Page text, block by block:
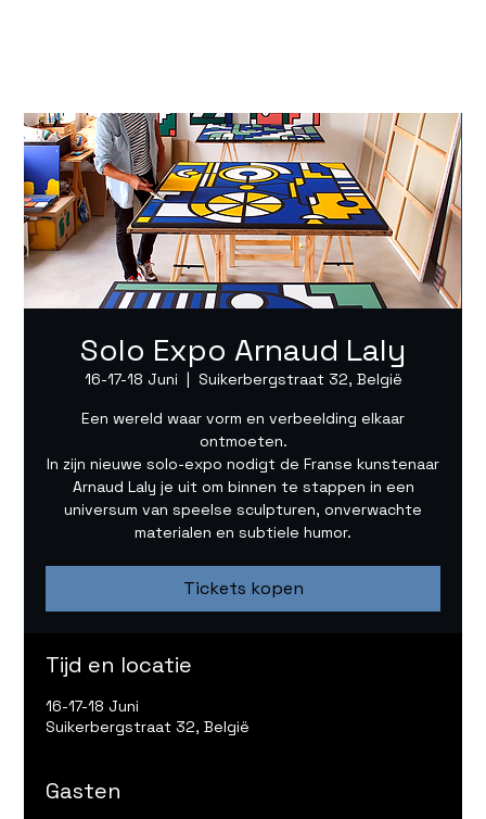
Solo Expo Arnaud Laly
16-17-18 Juni
  |
Suikerbergstraat 32, België
Een wereld waar vorm en verbeelding elkaar
ontmoeten.
In zijn nieuwe solo-expo nodigt de Franse kunstenaar
Arnaud Laly je uit om binnen te stappen in een
universum van speelse sculpturen, onverwachte
materialen en subtiele humor.
Tickets kopen
Tijd en locatie
16-17-18 Juni
Suikerbergstraat 32, België
Gasten